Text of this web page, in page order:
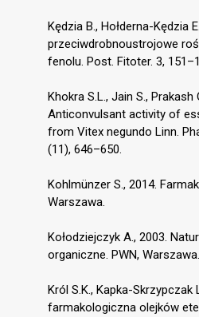
Kędzia B., Hołderna-Kędzia
przeciwdrobnoustrojowe
fenolu. Post. Fitoter. 3,
Khokra S.L., Jain S., Prakash
Anticonvulsant activity of
from Vitex negundo Linn.
(11), 646–650.
Kohlmünzer S., 2014.
Warszawa.
Kołodziejczyk A., 2003.
organiczne. PWN, Warszawa.
Król S.K., Kapka-Skrzypczak
farmakologiczna olejków